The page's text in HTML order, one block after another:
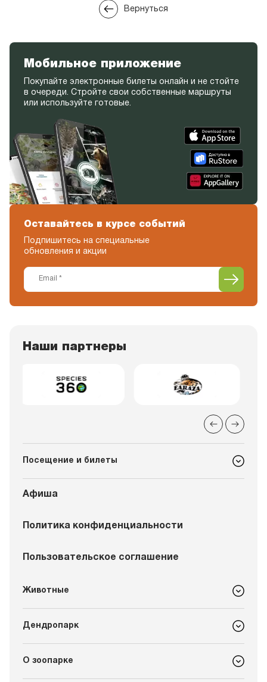
Вернуться
Мобильное приложение
Покупайте электронные билеты онлайн и не стойте
в очереди. Стройте свои собственные маршруты
или используйте готовые.
Оставайтесь в курсе событий
Подпишитесь на специальные
обновления и акции
Наши партнеры
Посещение и билеты
Афиша
Политика конфиденциальности
Пользовательское соглашение
Животные
Дендропарк
О зоопарке